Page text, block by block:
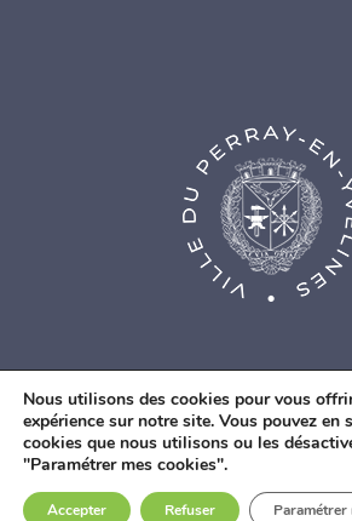
© Agence Web Fidesio|
confidentialité|
Nous utilisons des cookies pour vous
expérience sur notre site. Vous pouvez en
cookies que nous utilisons ou les
"Paramétrer mes cookies".
Accepter Refuser Paramétrer